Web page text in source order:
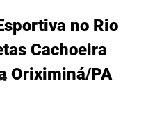
NaN de 5 estrelas.
no Rio
Cachoeira
Oriximiná/PA